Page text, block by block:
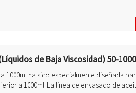
de Baja Viscosidad) 50-
1000ml ha sido especialmente diseñada
a 1000ml. La línea de envasado de